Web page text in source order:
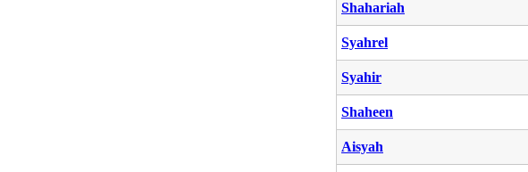
Shahariah
Syahrel
Syahir
Shaheen
Aisyah